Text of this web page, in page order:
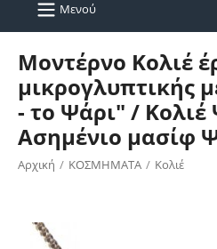
Μενού
Μοντέρνο Κολιέ
μικρογλυπτικής
- το Ψάρι" / Κολιέ
Ασημένιο μασίφ
Αρχική / ΚΟΣΜΗΜΑΤΑ / Κολιέ